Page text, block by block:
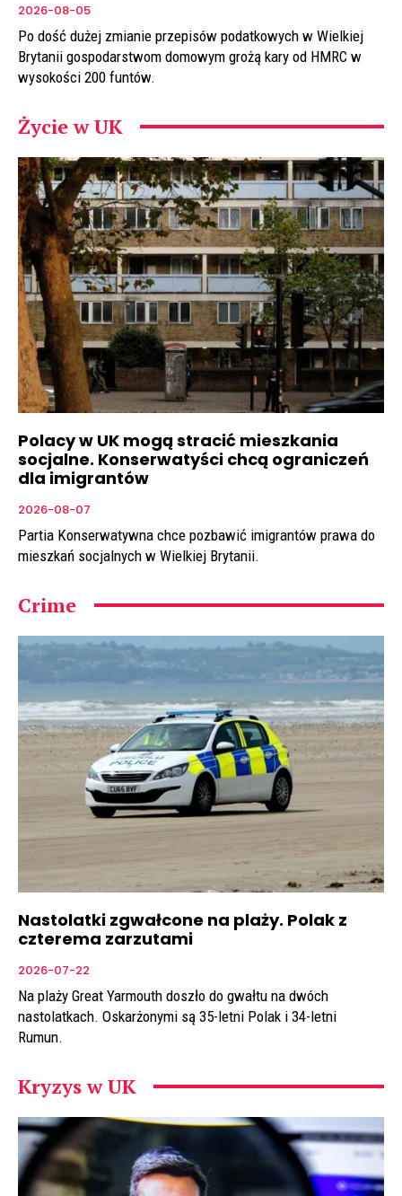
2026-08-05
Po dość dużej zmianie przepisów podatkowych w Wielkiej
Brytanii gospodarstwom domowym grożą kary od HMRC w
wysokości 200 funtów.
Życie w UK
Polacy w UK mogą stracić mieszkania
socjalne. Konserwatyści chcą ograniczeń
dla imigrantów
2026-08-07
Partia Konserwatywna chce pozbawić imigrantów prawa do
mieszkań socjalnych w Wielkiej Brytanii.
Crime
Nastolatki zgwałcone na plaży. Polak z
czterema zarzutami
2026-07-22
Na plaży Great Yarmouth doszło do gwałtu na dwóch
nastolatkach. Oskarżonymi są 35-letni Polak i 34-letni
Rumun.
Kryzys w UK